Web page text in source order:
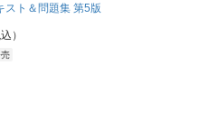
スト＆問題集 第5版
）